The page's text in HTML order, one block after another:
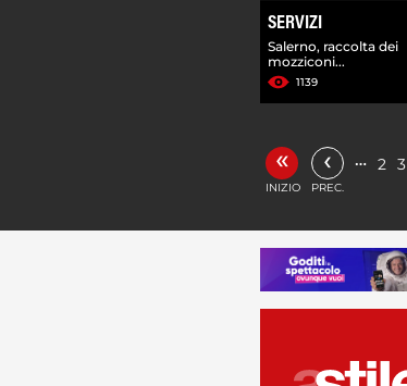
SERVIZI
Salerno, raccolta dei
mozziconi...
1139
«
INIZIO
‹
PREC.
… 2 3